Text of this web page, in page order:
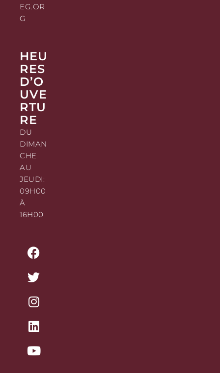
EG.OR
G
HEU
RES
D’O
UVE
RTU
RE
DU
DIMAN
CHE
AU
JEUDI:
09H00
À
16H00